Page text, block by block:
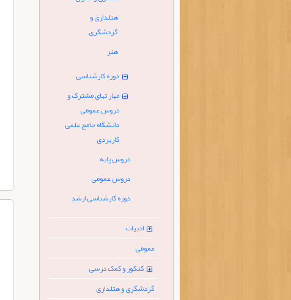
هتلداری و
گردشگری
هنر
دوره کارشناسی
مهار تهای مشترک و
دروس عمومی
دانشگاه جامع علمی
کاربردی
دروس پایه
دروس عمومی
دوره کارشناسی ارشد
ادبیات
عمومی
کنکور و کمک درسی
گردشگری و هتلداری